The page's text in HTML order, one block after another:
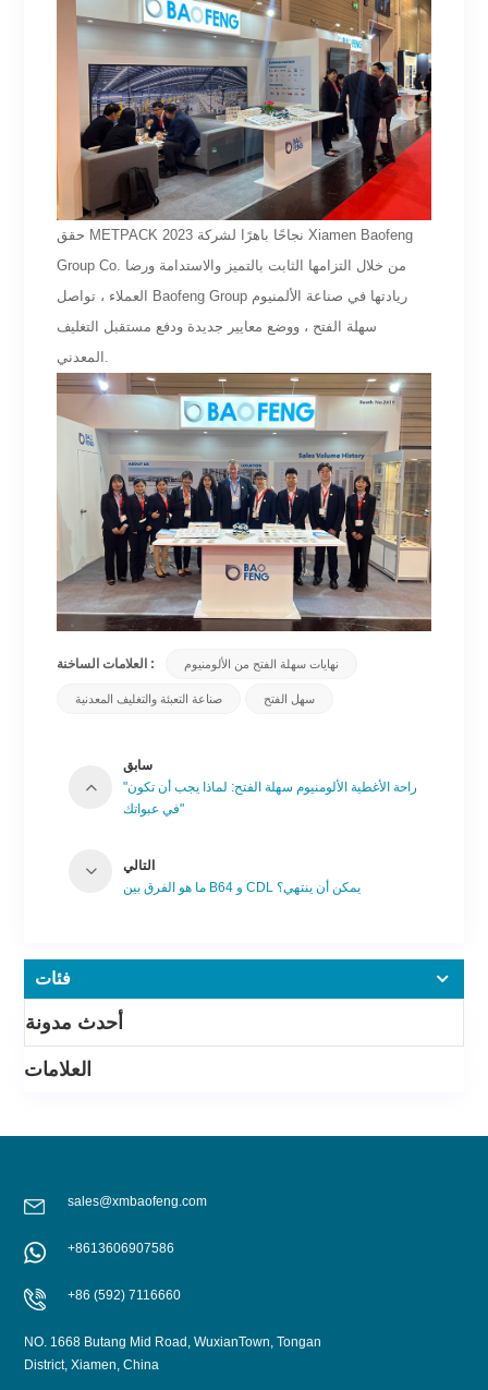
حقق METPACK 2023 نجاحًا باهرًا لشركة Xiamen Baofeng
Group Co. من خلال التزامها الثابت بالتميز والاستدامة ورضا
العملاء ، تواصل Baofeng Group ريادتها في صناعة الألمنيوم
سهلة الفتح ، ووضع معايير جديدة ودفع مستقبل التغليف
المعدني.
العلامات الساخنة : نهايات سهلة الفتح من الألومنيوم
صناعة التعبئة والتغليف المعدنية سهل الفتح
سابق
"راحة الأغطية الألومنيوم سهلة الفتح: لماذا يجب أن تكون
في عبواتك"
التالي
ما هو الفرق بين B64 و CDL يمكن أن ينتهي؟
فئات
أحدث مدونة
العلامات
sales@xmbaofeng.com
+8613606907586
+86 (592) 7116660
NO. 1668 Butang Mid Road, WuxianTown, Tongan
District, Xiamen, China